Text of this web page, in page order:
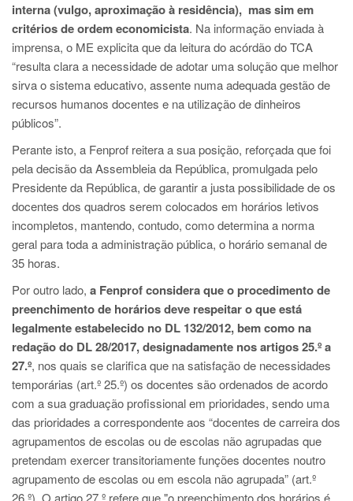
interna (vulgo, aproximação à residência), mas sim em
critérios de ordem economicista. Na informação enviada à
imprensa, o ME explicita que da leitura do acórdão do TCA
“resulta clara a necessidade de adotar uma solução que melhor
sirva o sistema educativo, assente numa adequada gestão de
recursos humanos docentes e na utilização de dinheiros
públicos”.
Perante isto, a Fenprof reitera a sua posição, reforçada que foi
pela decisão da Assembleia da República, promulgada pelo
Presidente da República, de garantir a justa possibilidade de os
docentes dos quadros serem colocados em horários letivos
incompletos, mantendo, contudo, como determina a norma
geral para toda a administração pública, o horário semanal de
35 horas.
Por outro lado, a Fenprof considera que o procedimento de
preenchimento de horários deve respeitar o que está
legalmente estabelecido no DL 132/2012, bem como na
redação do DL 28/2017, designadamente nos artigos 25.º a
27.º, nos quais se clarifica que na satisfação de necessidades
temporárias (art.º 25.º) os docentes são ordenados de acordo
com a sua graduação profissional em prioridades, sendo uma
das prioridades a correspondente aos “docentes de carreira dos
agrupamentos de escolas ou de escolas não agrupadas que
pretendam exercer transitoriamente funções docentes noutro
agrupamento de escolas ou em escola não agrupada” (art.º
26.º). O artigo 27.º refere que "o preenchimento dos horários é